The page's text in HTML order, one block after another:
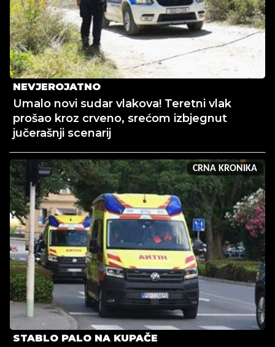
NEVJEROJATNO
Umalo novi sudar vlakova! Teretni vlak
prošao kroz crveno, srećom izbjegnut
jučerašnji scenarij
CRNA KRONIKA
STABLO PALO NA KUPAČE